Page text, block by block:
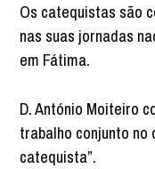
Os catequistas são
nas suas jornadas
em Fátima.
D. António Moiteiro
trabalho conjunto no
catequista”.